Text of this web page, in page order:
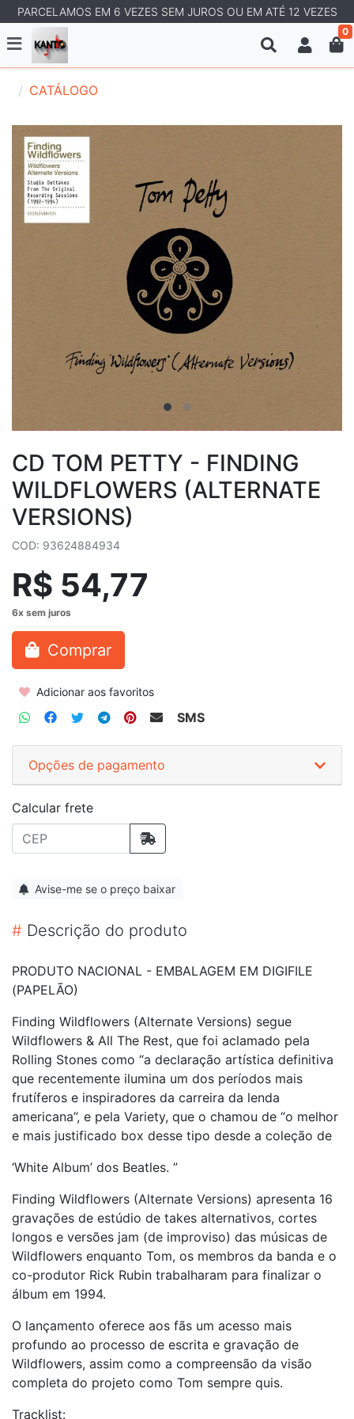
PARCELAMOS EM 6 VEZES SEM JUROS OU EM ATÉ 12 VEZES
0
CATÁLOGO
CD TOM PETTY - FINDING
WILDFLOWERS (ALTERNATE
VERSIONS)
COD: 93624884934
R$ 54,77
Comprar
Adicionar aos favoritos
SMS
Opções de pagamento
Calcular frete
Avise-me se o preço baixar
# Descrição do produto
PRODUTO NACIONAL - EMBALAGEM EM DIGIFILE
(PAPELÃO)
Finding Wildflowers (Alternate Versions) segue
Wildflowers & All The Rest, que foi aclamado pela
Rolling Stones como “a declaração artística definitiva
que recentemente ilumina um dos períodos mais
frutíferos e inspiradores da carreira da lenda
americana”, e pela Variety, que o chamou de “o melhor
e mais justificado box desse tipo desde a coleção de
‘White Album’ dos Beatles. ”
Finding Wildflowers (Alternate Versions) apresenta 16
gravações de estúdio de takes alternativos, cortes
longos e versões jam (de improviso) das músicas de
Wildflowers enquanto Tom, os membros da banda e o
co-produtor Rick Rubin trabalharam para finalizar o
álbum em 1994.
O lançamento oferece aos fãs um acesso mais
profundo ao processo de escrita e gravação de
Wildflowers, assim como a compreensão da visão
completa do projeto como Tom sempre quis.
Tracklist: